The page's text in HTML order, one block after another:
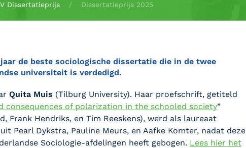
Dissertatieprijs Dissertatieprijs 2025
de beste sociologische dissertatie die in de twee
universiteit is verdedigd.
Quita Muis (Tilburg University). Haar proefschrift, getiteld
consequences of polarization in the schooled society”
Frank Hendriks, en Tim Reeskens), werd als laureaat
Pearl Dykstra, Pauline Meurs, en Aafke Komter, nadat deze
Sociologie-afdelingen heeft gebogen. Lees hier het